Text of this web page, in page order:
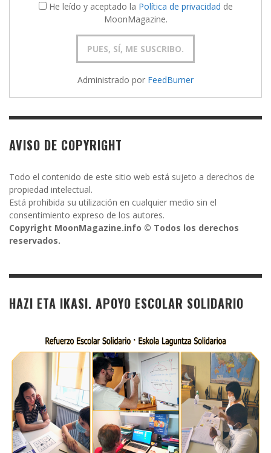
He leído y aceptado la Política de privacidad de
MoonMagazine.
Administrado por FeedBurner
AVISO DE COPYRIGHT
Todo el contenido de este sitio web está sujeto a derechos de
propiedad intelectual.
Está prohibida su utilización en cualquier medio sin el
consentimiento expreso de los autores.
Copyright MoonMagazine.info © Todos los derechos
reservados.
HAZI ETA IKASI. APOYO ESCOLAR SOLIDARIO